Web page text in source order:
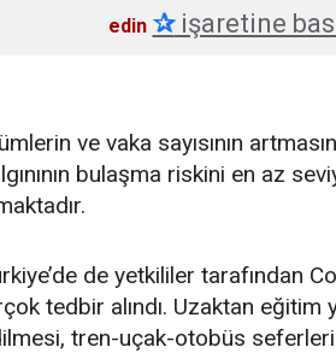
edin ✰işaretine
ve vaka sayısının
bulaşma riskini en az
de yetkililer tarafından
tedbir alındı. Uzaktan eğitim
tren-uçak-otobüs